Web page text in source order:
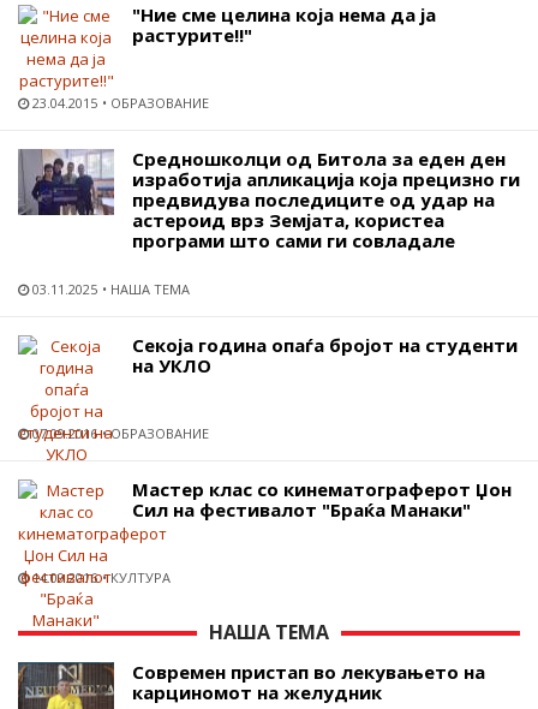
"Ние сме целина која нема да ја
растурите!!"
23.04.2015 ОБРАЗОВАНИЕ
Средношколци од Битола за еден ден
изработија апликација која прецизно ги
предвидува последиците од удар на
астероид врз Земјата, користеа
програми што сами ги совладале
03.11.2025 НАША ТЕМА
Секоја година опаѓа бројот на студенти
на УКЛО
07.09.2016 ОБРАЗОВАНИЕ
Мастер клас со кинематограферот Џон
Сил на фестивалот "Браќа Манаки"
14.09.2016 КУЛТУРА
НАША ТЕМА
Современ пристап во лекувањето на
карциномот на желудник